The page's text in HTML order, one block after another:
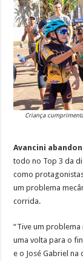
Criança
Avancini
todo no Top 3 da
como
um problema
corrida.
“Tive um
uma volta para o
e o José Gabriel na